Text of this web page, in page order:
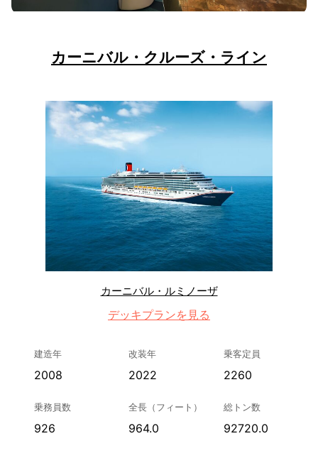
カーニバル・クルーズ・ライン
カーニバル・ルミノーザ
デッキプランを見る
建造年
2008
改装年
2022
乗客定員
2260
乗務員数
926
全長（フィート）
964.0
総トン数
92720.0